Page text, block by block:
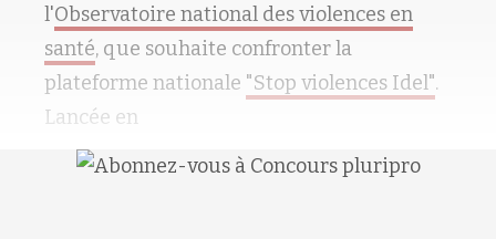
l'Observatoire national des violences en
santé, que souhaite confronter la
plateforme nationale "Stop violences Idel".
Lancée en